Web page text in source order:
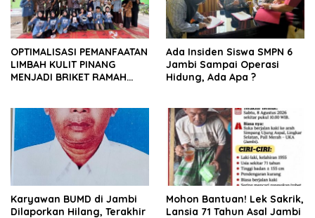
OPTIMALISASI PEMANFAATAN
LIMBAH KULIT PINANG
MENJADI BRIKET RAMAH
EKONOMI MASYARAKAT DESA
KUNANGAN
Ada Insiden Siswa SMPN 6
Jambi Sampai Operasi
Hidung, Ada Apa ?
Karyawan BUMD di Jambi
Dilaporkan Hilang, Terakhir
Mohon Bantuan! Lek Sakrik,
Lansia 71 Tahun Asal Jambi